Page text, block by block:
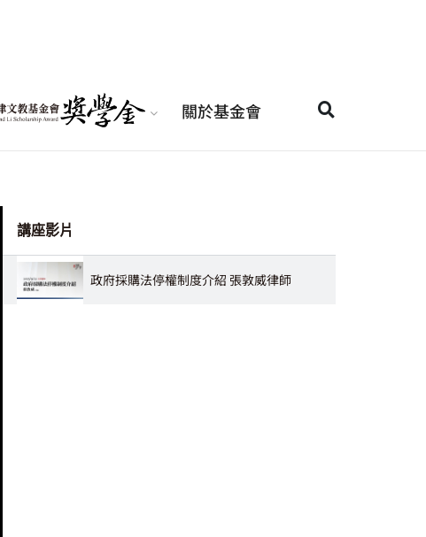
關於基金會
講座影片
政府採購法停權制度介紹 張敦威律師